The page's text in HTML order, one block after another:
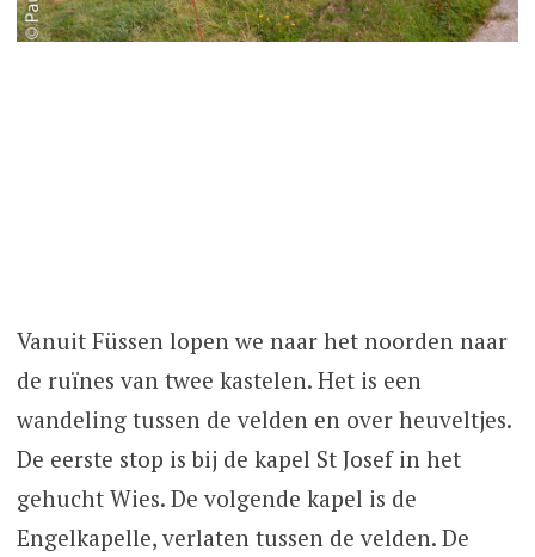
Vanuit Füssen lopen we naar het noorden naar
de ruïnes van twee kastelen. Het is een
wandeling tussen de velden en over heuveltjes.
De eerste stop is bij de kapel St Josef in het
gehucht Wies. De volgende kapel is de
Engelkapelle, verlaten tussen de velden. De